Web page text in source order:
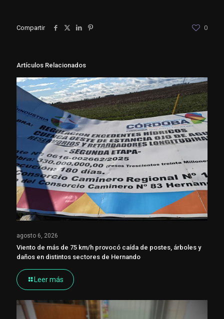
Compartir 0
Artículos Relacionados
agosto 6, 2026
Viento de más de 75 km/h provocó caída de postes, árboles y
daños en distintos sectores de Hernando
Leer más